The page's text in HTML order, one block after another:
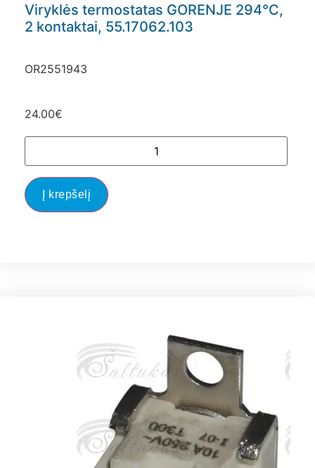
Viryklės termostatas GORENJE 294°C,
2 kontaktai, 55.17062.103
OR2551943
24.00€
Į krepšelį